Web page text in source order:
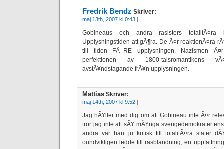
Fredrik Bendz Skriver:
maj 13th, 2007 kl 0:43 |
Gobineaus och andra rasisters
Upplysningstiden att gÃ¶ra. De Ã¤r reaktionÃ¤ra
till tiden FÃ–RE upplysningen. Nazismen
perfektionen av 1800-talsromantikens
avstÃ¥ndstagande frÃ¥n upplysningen.
Mattias Skriver:
maj 14th, 2007 kl 9:52 |
Jag hÃ¥ller med dig om att Gobineau inte Ã¤r
tror jag inte att sÃ¥ mÃ¥nga sverigedemokrater
andra var han ju kritisk till totalitÃ¤ra stater
oundvikligen ledde till rasblandning, en